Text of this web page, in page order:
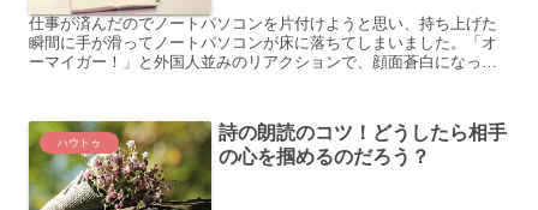
仕事が済んだのでノートパソコンを片付けようと思い、持ち上げた
瞬間に手が滑ってノートパソコンが床に落ちてしまいました。「オ
ーマイガー！」と外国人並みのリアクションで、顔面蒼白になった
ハウトゥ
詩の朗読のコツ！どうしたら相手
の心を掴めるのだろう？